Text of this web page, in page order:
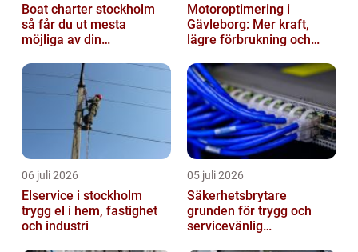
Boat charter stockholm
så får du ut mesta
möjliga av din
Motoroptimering i
Gävleborg: Mer kraft,
lägre förbrukning och
06 juli 2026
Elservice i stockholm
trygg el i hem, fastighet
och industri
05 juli 2026
Säkerhetsbrytare
grunden för trygg och
servicevänlig